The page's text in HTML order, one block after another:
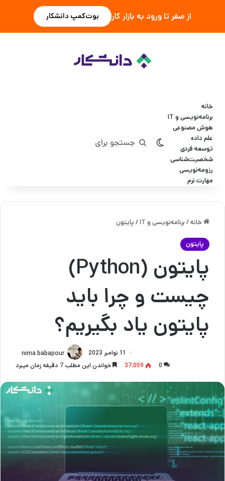
از صفر تا ورود به بازار کار بوت‌کمپ دانشکار
خانه
برنامه‌نویسی و IT
هوش مصنوعی
علم داده
توسعه فردی
شخصیت‌شناسی
رزومه‌نویسی
مهارت نرم
تغییر پوسته
جستجو
خانه/ برنامه‌نویسی و IT / پایتون
پایتون
پایتون (Python)
چیست و چرا باید
پایتون یاد بگیریم؟
nima babapour
11 نوامبر 2023
0
37,059 خواندن این مطلب 7 دقیقه زمان میبرد